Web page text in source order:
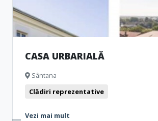
CASA URBARIALĂ
Sântana
Clădiri reprezentative
Vezi mai mult